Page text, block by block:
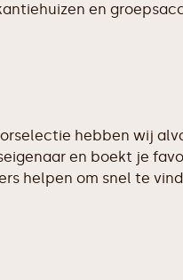
en
hebben wij
en boekt je
helpen om snel te